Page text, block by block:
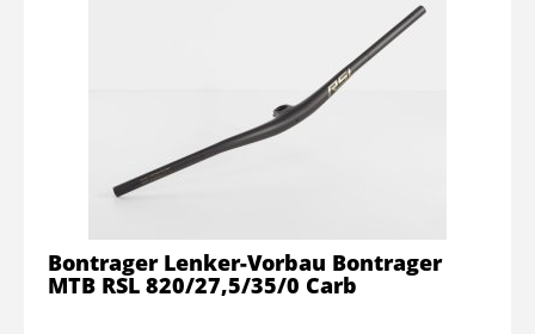
Bontrager Lenker-Vorbau Bontrager
MTB RSL 820/27,5/35/0 Carb